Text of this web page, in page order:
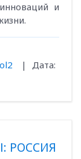
и
|
Дата:
РОССИЯ